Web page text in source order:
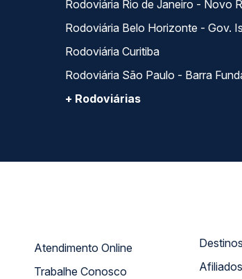
Rodoviária Rio de Janeiro - Novo
Rodoviária Belo Horizonte - Gov.
Rodoviária Curitiba
Rodoviária São Paulo - Barra
+ Rodoviárias
Atendimento Online
Trabalhe Conosco
Destinos
Afiliados